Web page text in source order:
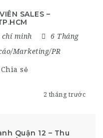
SALES –
chí minh
6 Tháng
Marketing/PR
Chia sẻ
2 tháng trước
Quận 12 – Thu